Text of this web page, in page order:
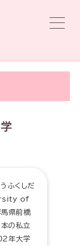
ふくしだ
of
県前橋
の私立
年大学